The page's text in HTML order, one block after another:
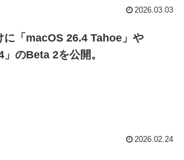
2026.03.03
「macOS 26.4 Tahoe」や
」のBeta 2を公開。
2026.02.24